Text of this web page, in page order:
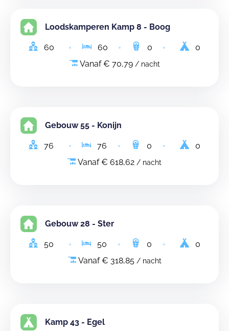
Loodskamperen Kamp 8 - Boog
60 60 0
0
Vanaf € 70,79 / nacht
Gebouw 55 - Konijn
76 76 0
0
Vanaf € 618,62 / nacht
Gebouw 28 - Ster
50 50 0
0
Vanaf € 318,85 / nacht
Kamp 43 - Egel